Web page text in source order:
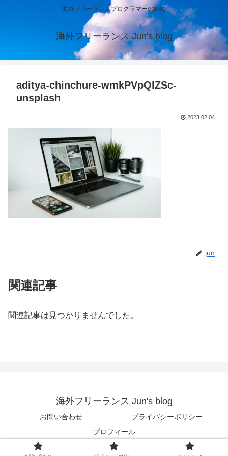
海外フリーランスプログラマーのblog
海外フリーランス Jun's blog
aditya-chinchure-wmkPVpQlZSc-
unsplash
2023.02.04
jun
関連記事
関連記事は見つかりませんでした。
海外フリーランス Jun's blog
お問い合わせ
プライバシーポリシー
プロフィール
© 2018 海外フリーランス Jun's blog.